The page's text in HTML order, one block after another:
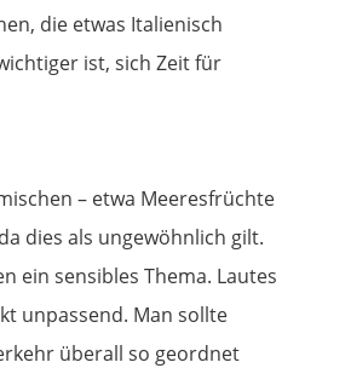
die etwas Italienisch
ist, sich Zeit für
– etwa Meeresfrüchte
dies als ungewöhnlich gilt.
ein sensibles Thema. Lautes
unpassend. Man sollte
überall so geordnet